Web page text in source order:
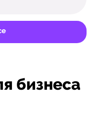
бизнеса